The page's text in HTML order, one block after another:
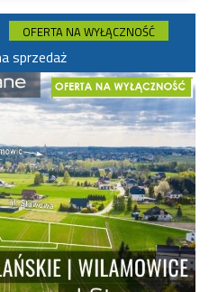
OFERTA NA WYŁĄCZNOŚĆ
sprzedaż